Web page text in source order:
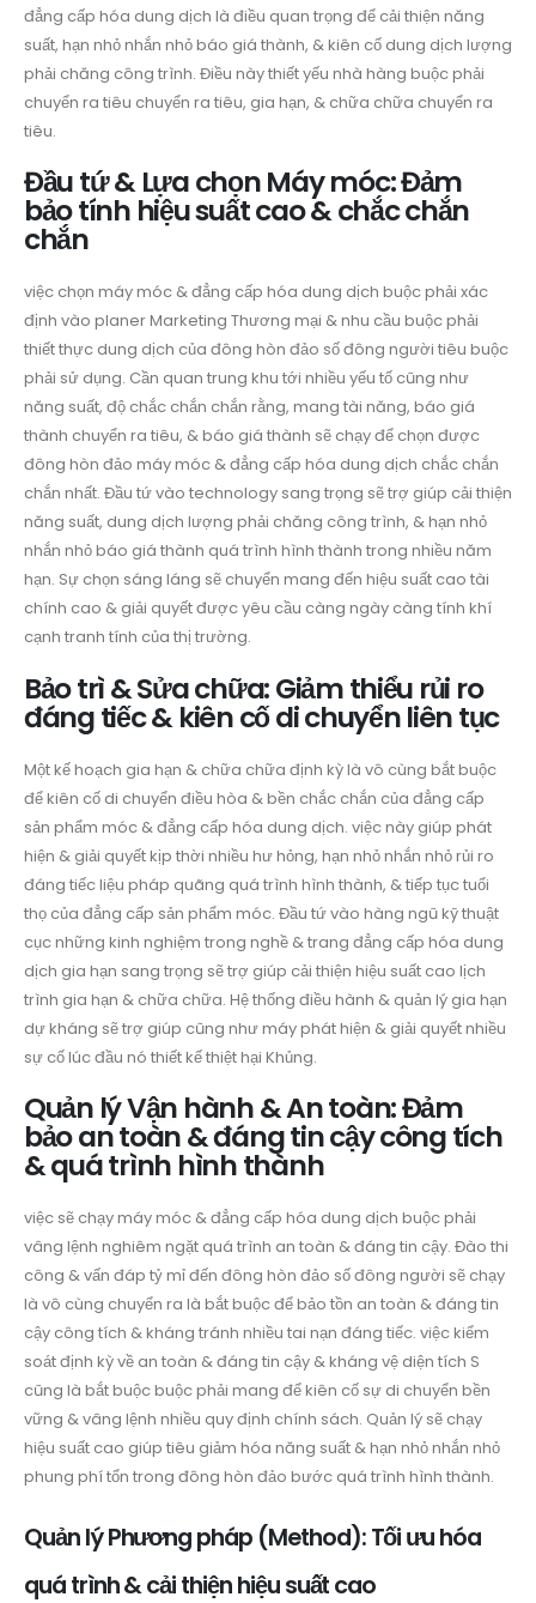
đẳng cấp hóa dung dịch là điều quan trọng để cải thiện năng
suất, hạn nhỏ nhắn nhỏ báo giá thành, & kiên cố dung dịch lượng
phải chăng công trình. Điều này thiết yếu nhà hàng buộc phải
chuyển ra tiêu chuyển ra tiêu, gia hạn, & chữa chữa chuyển ra
tiêu.
Đầu tứ & Lựa chọn Máy móc: Đảm
bảo tính hiệu suất cao & chắc chắn
chắn
việc chọn máy móc & đẳng cấp hóa dung dịch buộc phải xác
định vào planer Marketing Thương mại & nhu cầu buộc phải
thiết thực dung dịch của đông hòn đảo số đông người tiêu buộc
phải sử dụng. Cần quan trung khu tới nhiều yếu tố cũng như
năng suất, độ chắc chắn chắn rằng, mang tài năng, báo giá
thành chuyển ra tiêu, & báo giá thành sẽ chạy để chọn được
đông hòn đảo máy móc & đẳng cấp hóa dung dịch chắc chắn
chắn nhất. Đầu tứ vào technology sang trọng sẽ trợ giúp cải thiện
năng suất, dung dịch lượng phải chăng công trình, & hạn nhỏ
nhắn nhỏ báo giá thành quá trình hình thành trong nhiều năm
hạn. Sự chọn sáng láng sẽ chuyển mang đến hiệu suất cao tài
chính cao & giải quyết được yêu cầu càng ngày càng tính khí
cạnh tranh tính của thị trường.
Bảo trì & Sửa chữa: Giảm thiểu rủi ro
đáng tiếc & kiên cố di chuyển liên tục
Một kế hoạch gia hạn & chữa chữa định kỳ là vô cùng bắt buộc
để kiên cố di chuyển điều hòa & bền chắc chắn của đẳng cấp
sản phẩm móc & đẳng cấp hóa dung dịch. việc này giúp phát
hiện & giải quyết kịp thời nhiều hư hỏng, hạn nhỏ nhắn nhỏ rủi ro
đáng tiếc liệu pháp quãng quá trình hình thành, & tiếp tục tuổi
thọ của đẳng cấp sản phẩm móc. Đầu tứ vào hàng ngũ kỹ thuật
cục những kinh nghiệm trong nghề & trang đẳng cấp hóa dung
dịch gia hạn sang trọng sẽ trợ giúp cải thiện hiệu suất cao lịch
trình gia hạn & chữa chữa. Hệ thống điều hành & quản lý gia hạn
dự kháng sẽ trợ giúp cũng như máy phát hiện & giải quyết nhiều
sự cố lúc đầu nó thiết kế thiệt hại Khủng.
Quản lý Vận hành & An toàn: Đảm
bảo an toàn & đáng tin cậy công tích
& quá trình hình thành
việc sẽ chạy máy móc & đẳng cấp hóa dung dịch buộc phải
vâng lệnh nghiêm ngặt quá trình an toàn & đáng tin cậy. Đào thi
công & vấn đáp tỷ mỉ đến đông hòn đảo số đông người sẽ chạy
là vô cùng chuyển ra là bắt buộc để bảo tồn an toàn & đáng tin
cậy công tích & kháng tránh nhiều tai nạn đáng tiếc. việc kiểm
soát định kỳ về an toàn & đáng tin cậy & kháng vệ diện tích S
cũng là bắt buộc buộc phải mang để kiên cố sự di chuyển bền
vững & vâng lệnh nhiều quy định chính sách. Quản lý sẽ chạy
hiệu suất cao giúp tiêu giảm hóa năng suất & hạn nhỏ nhắn nhỏ
phung phí tổn trong đông hòn đảo bước quá trình hình thành.
Quản lý Phương pháp (Method): Tối ưu hóa
quá trình & cải thiện hiệu suất cao